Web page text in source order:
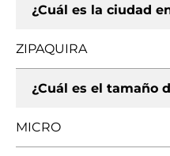
¿Cuál es la ciudad
ZIPAQUIRA
¿Cuál es el tamaño
MICRO